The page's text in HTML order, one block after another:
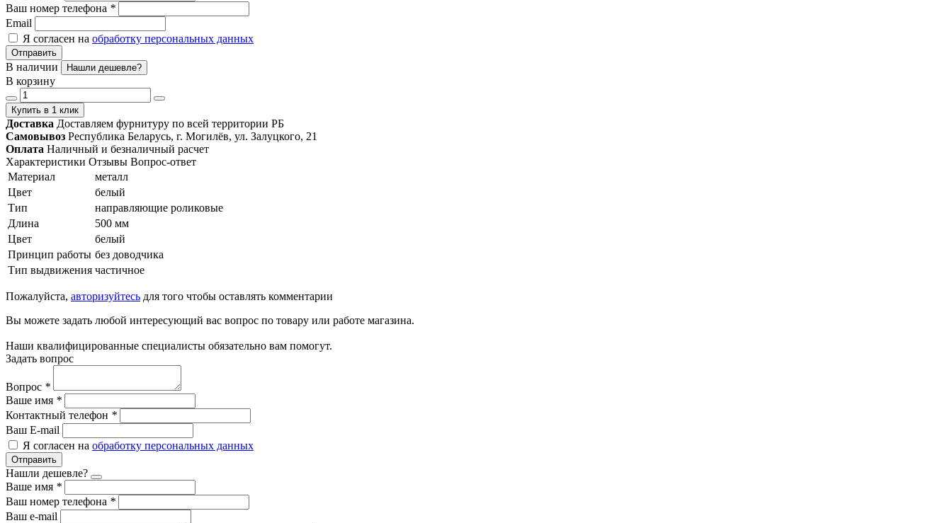
Ваш номер телефона *
Email
Я согласен на обработку персональных данных
Отправить
В наличии Нашли дешевле?
В корзину
Купить в 1 клик
Доставка Доставляем фурнитуру по всей территории РБ
Самовывоз Республика Беларусь, г. Могилёв, ул. Залуцкого, 21
Оплата Наличный и безналичный расчет
Характеристики Отзывы Вопрос-ответ
Материал
металл
Цвет
белый
Тип
направляющие роликовые
Длина
500 мм
Цвет
белый
Принцип работы без доводчика
Тип выдвижения частичное
Пожалуйста, авторизуйтесь для того чтобы оставлять комментарии
Вы можете задать любой интересующий вас вопрос по товару или работе магазина.
Наши квалифицированные специалисты обязательно вам помогут.
Задать вопрос
Вопрос *
Ваше имя *
Контактный телефон *
Ваш E-mail
Я согласен на обработку персональных данных
Отправить
Нашли дешевле?
Ваше имя *
Ваш номер телефона *
Ваш e-mail